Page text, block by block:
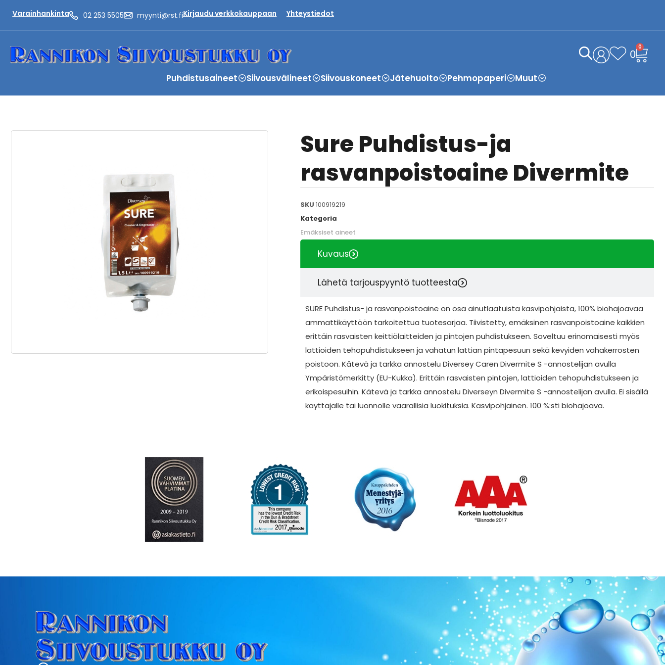
Varainhankinta 02 253 5505 myynti@rst.fiKirjaudu verkkokauppaan Yhteystiedot
0
0
Puhdistusaineet Siivousvälineet Siivouskoneet Jätehuolto Pehmopaperi Muut
Sure Puhdistus-ja
rasvanpoistoaine Divermite
SKU 100919219
Kategoria
Emäksiset aineet
Kuvaus
Lähetä tarjouspyyntö tuotteesta
SURE Puhdistus- ja rasvanpoistoaine on osa ainutlaatuista kasvipohjaista, 100% biohajoavaa
ammattikäyttöön tarkoitettua tuotesarjaa. Tiivistetty, emäksinen rasvanpoistoaine kaikkien
erittäin rasvaisten keittiölaitteiden ja pintojen puhdistukseen. Soveltuu erinomaisesti myös
lattioiden tehopuhdistukseen ja vahatun lattian pintapesuun sekä kevyiden vahakerrosten
poistoon. Kätevä ja tarkka annostelu Diversey Caren Divermite S -annostelijan avulla
Ympäristömerkitty (EU-Kukka). Erittäin rasvaisten pintojen, lattioiden tehopuhdistukseen ja
erikoispesuihin. Kätevä ja tarkka annostelu Diverseyn Divermite S -annostelijan avulla. Ei sisällä
käyttäjälle tai luonnolle vaarallisia luokituksia. Kasvipohjainen. 100 %:sti biohajoava.